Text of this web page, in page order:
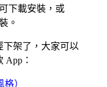
下載安裝，或
。
下架了，大家可以
App：
）